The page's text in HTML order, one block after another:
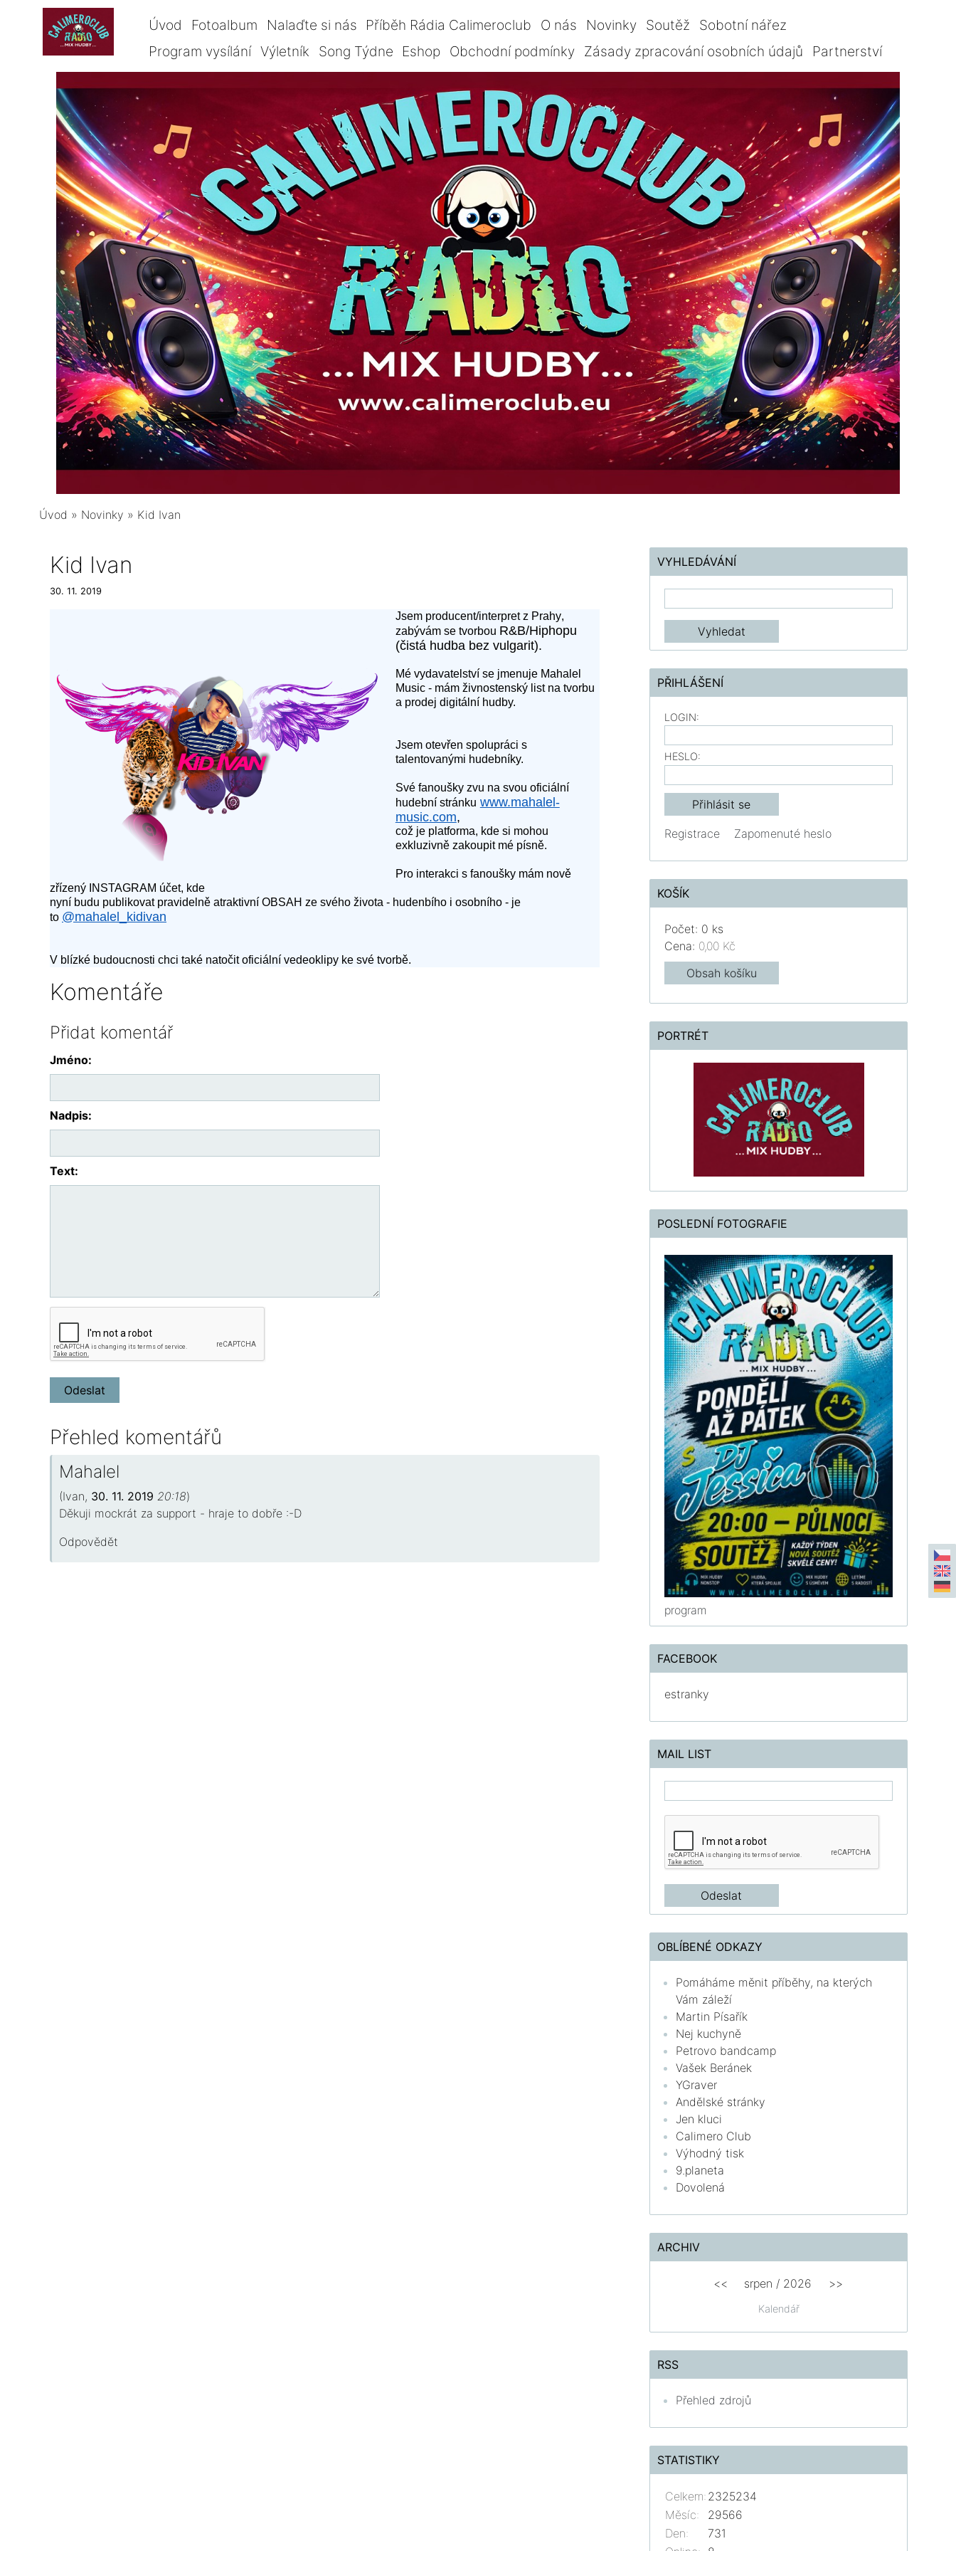
Úvod Fotoalbum Nalaďte si nás Příběh Rádia Calimeroclub O nás Novinky Soutěž
Sobotní nářez
Program vysílání Výletník Song Týdne Eshop Obchodní podmínky Zásady zpracování osobních údajů Partnerství
Úvod » Novinky » Kid Ivan
Kid Ivan
30. 11. 2019
Jsem producent/interpret z Prahy,
zabývám se tvorbou R&B/Hiphopu
(čistá hudba bez vulgarit).
Mé vydavatelství se jmenuje Mahalel
Music- mám živnostenský list na tvorbu
a prodej digitální hudby.
Jsem otevřen spolupráci s
talentovanými hudebníky.
Své fanoušky zvu na svou oficiální
hudební stránku www.mahalel-
music.com,
což je platforma, kde si mohou
exkluzivně zakoupit mé písně.
Pro interakci s fanoušky mám nově
zřízený INSTAGRAM účet, kde
nyní budu publikovat pravidelně atraktivní OBSAH ze svého života - hudenbího i osobního - je
to @mahalel_kidivan
V blízké budoucnosti chci také natočit oficiální vedeoklipy ke své tvorbě.
Komentáře
Přidat komentář
Jméno:
Nadpis:
Text:
Přehled komentářů
Mahalel
(Ivan, 30. 11. 2019 20:18)
Děkuji mockrát za support - hraje to dobře :-D
Odpovědět
VYHLEDÁVÁNÍ
PŘIHLÁŠENÍ
LOGIN:
HESLO:
Registrace Zapomenuté heslo
KOŠÍK
Počet: 0 ks
Cena: 0,00 Kč
Obsah košíku
PORTRÉT
POSLEDNÍ FOTOGRAFIE
program
FACEBOOK
estranky
MAIL LIST
OBLÍBENÉ ODKAZY
Pomáháme měnit příběhy, na kterých
Vám záleží
Martin Písařík
Nej kuchyně
Petrovo bandcamp
Vašek Beránek
YGraver
Andělské stránky
Jen kluci
Calimero Club
Výhodný tisk
9.planeta
Dovolená
ARCHIV
Kalendář
<< srpen / 2026 >>
RSS
Přehled zdrojů
STATISTIKY
Celkem: 2325234
Měsíc:
29566
Den:
731